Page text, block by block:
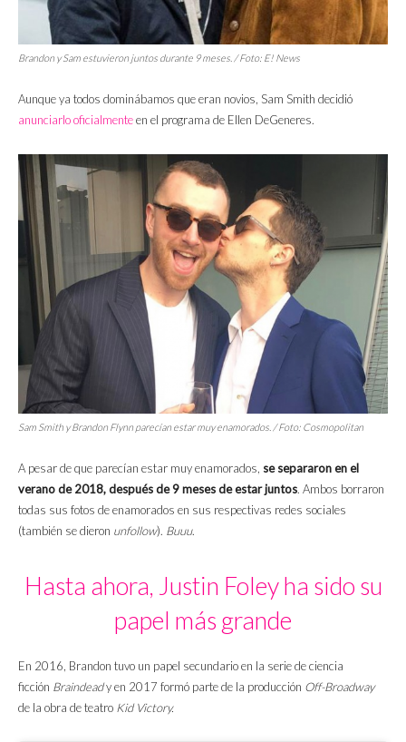
Brandon y Sam estuvieron juntos durante 9 meses. / Foto: E! News
Aunque ya todos dominábamos que eran novios, Sam Smith decidió
anunciarlo oficialmenteen el programa de Ellen DeGeneres.
Sam Smith y Brandon Flynn parecían estar muy enamorados. / Foto: Cosmopolitan
A pesar de que parecían estar muy enamorados, se separaron en el
verano de 2018, después de 9 meses de estar juntos. Ambos borraron
todas sus fotos de enamorados en sus respectivas redes sociales
(también se dieron unfollow). Buuu.
Hasta ahora, Justin Foley ha sido su
papel más grande
En 2016, Brandon tuvo un papel secundario en la serie de ciencia
ficción Braindeady en 2017 formó parte de la producción Off-Broadway
de la obra de teatro Kid Victory.